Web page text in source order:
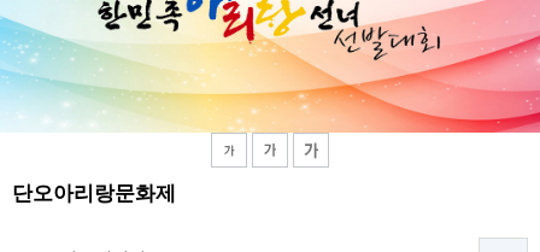
단오아리랑문화제